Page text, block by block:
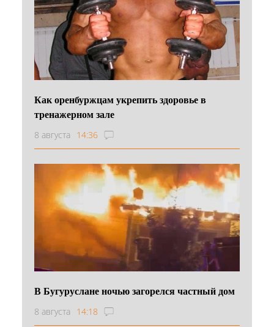
Как оренбуржцам укрепить здоровье в
тренажерном зале
8 августа 14:36
В Бугуруслане ночью загорелся частный дом
8 августа 14:18